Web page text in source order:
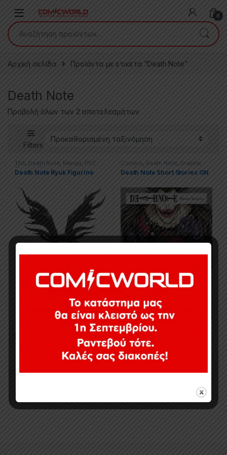
0
Αναζήτηση για:
Αρχική σελίδα Προϊόντα με ετικέτα “Death Note”
Death Note
Προβολή όλων των 2 αποτελεσμάτων
Filters
12in, Death Note, Manga, PVC
Figures,Statues
Death Note Ryuk Figurine
Comics, Death Note, Graphic
Novels ,Manga
Death Note Short Stories GN
14,99€
Σε απόθεμα